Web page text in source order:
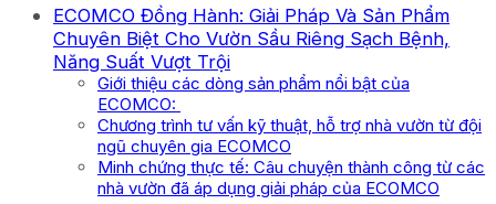
ECOMCO Đồng Hành: Giải Pháp Và Sản Phẩm
Chuyên Biệt Cho Vườn Sầu Riêng Sạch Bệnh,
Năng Suất Vượt Trội
Giới thiệu các dòng sản phẩm nổi bật của
ECOMCO:
Chương trình tư vấn kỹ thuật, hỗ trợ nhà vườn từ đội
ngũ chuyên gia ECOMCO
Minh chứng thực tế: Câu chuyện thành công từ các
nhà vườn đã áp dụng giải pháp của ECOMCO